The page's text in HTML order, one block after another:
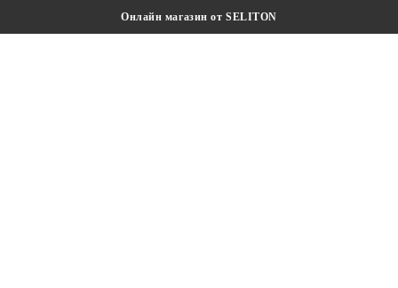
Онлайн магазин от SELITON